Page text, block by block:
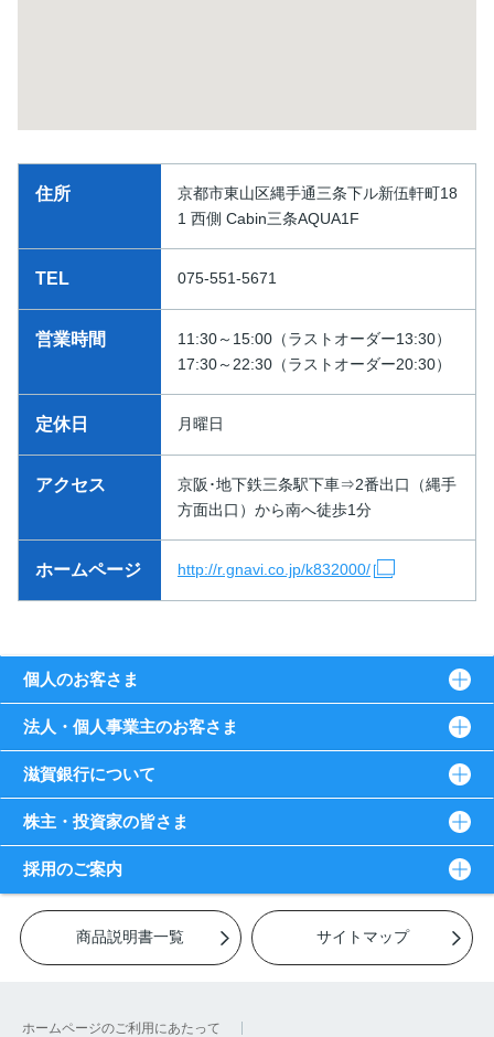
住所
京都市東山区縄手通三条下ル新伍軒町18
1 西側 Cabin三条AQUA1F
TEL 075-551-5671
営業時間
11:30～15:00（ラストオーダー13:30）
17:30～22:30（ラストオーダー20:30）
定休日 月曜日
アクセス
京阪･地下鉄三条駅下車⇒2番出口（縄手
方面出口）から南へ徒歩1分
ホームページ http://r.gnavi.co.jp/k832000/
個人のお客さま
法人・個人事業主のお客さま
滋賀銀行について
株主・投資家の皆さま
採用のご案内
商品説明書一覧 サイトマップ
ホームページのご利用にあたって